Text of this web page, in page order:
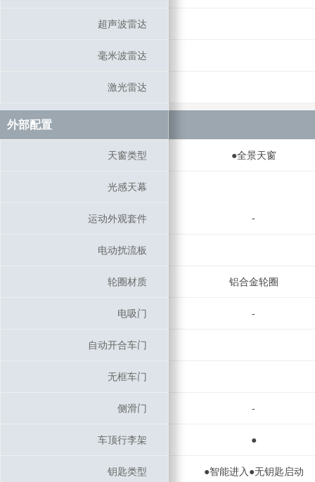
超声波雷达
毫米波雷达
激光雷达
外部配置
天窗类型 ●全景天窗
光感天幕
运动外观套件 -
电动扰流板
轮圈材质 铝合金轮圈
电吸门 -
自动开合车门
无框车门
侧滑门 -
车顶行李架 ●
钥匙类型 ●智能进入●无钥匙启动
超声波雷达
毫米波雷达
激光雷达
外部配置
天窗类型
光感天幕
运动外观套件
电动扰流板
轮圈材质
电吸门
自动开合车门
无框车门
侧滑门
车顶行李架
钥匙类型